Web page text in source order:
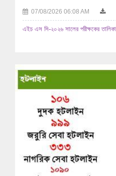
07/08/2026 06:08 AM
এইচ এস সি-২০২৬ সালের পরীক্ষকের
04/08/2026 11:08 AM
জনাব নিরঞ্জন সিংহ- এর পাসপোর্ট নবায়ন
03/08/2026 12:08 PM
এইচ এস সি-২০২৬ সালের পরীক্ষকের
03/08/2026 02:08 AM
এইচ এস সি-২০২৬ সালের পরীক্ষকের